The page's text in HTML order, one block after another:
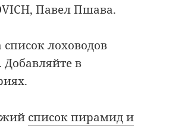
Павел Пшава.
лоховодов
в
список пирамид и